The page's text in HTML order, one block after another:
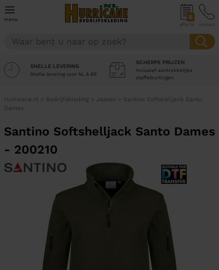
menu 0
offerte contact
SNELLE LEVERING
Snelle levering voor NL & BE
SCHERPE PRIJZEN
Inclusief aantrekkelijke
staffelkortingen
Hurricane.nl > Bedrijfskleding > Jassen > Santino Softshelljack Santo
Dames
Santino Softshelljack Santo Dames
- 200210